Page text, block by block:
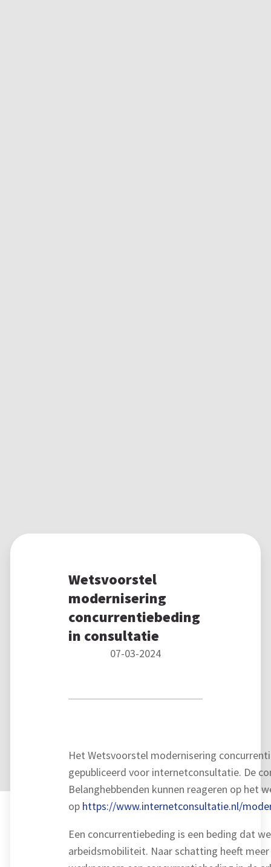
Wetsvoorstel
modernisering
concurrentiebeding
in consultatie
07-03-2024
Het Wetsvoorstel modernisering
gepubliceerd voor internetconsultatie. De
Belanghebbenden kunnen reageren op het
op https://www.internetconsultatie.nl/
Een concurrentiebeding is een beding dat
arbeidsmobiliteit. Naar schatting heeft meer